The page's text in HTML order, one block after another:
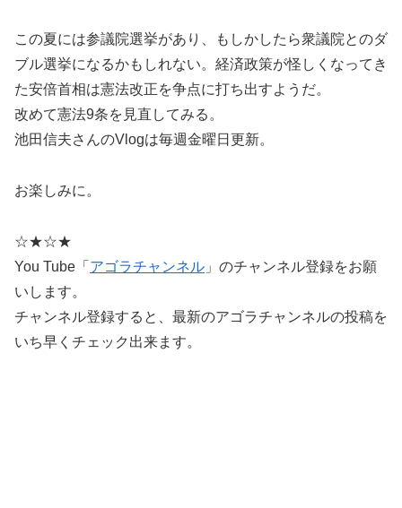
この夏には参議院選挙があり、もしかしたら衆議院とのダ
ブル選挙になるかもしれない。経済政策が怪しくなってき
た安倍首相は憲法改正を争点に打ち出すようだ。
改めて憲法9条を見直してみる。
池田信夫さんのVlogは毎週金曜日更新。
お楽しみに。
☆★☆★
You Tube「 アゴラチャンネル 」のチャンネル登録をお願
いします。
チャンネル登録すると、最新のアゴラチャンネルの投稿を
いち早くチェック出来ます。